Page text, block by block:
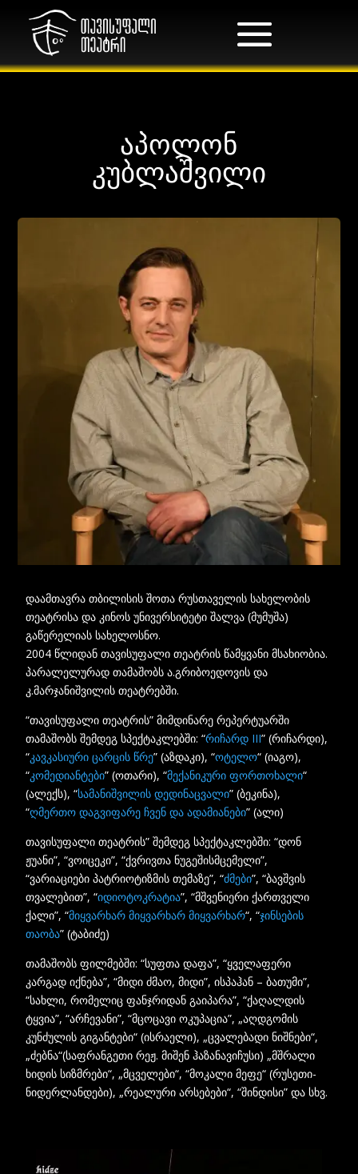
აპოლონ
კუბლაშვილი
დაამთავრა თბილისის შოთა რუსთაველის სახელობის
თეატრისა და კინოს უნივერსიტეტი შალვა (მუმუშა)
გაწერელიას სახელოსნო.
2004 წლიდან თავისუფალი თეატრის წამყვანი მსახიობია.
პარალელურად თამაშობს ა.გრიბოედოვის და
კ.მარჯანიშვილის თეატრებში.
“თავისუფალი თეატრის” მიმდინარე რეპერტუარში
თამაშობს შემდეგ სპექტაკლებში: “რიჩარდ III” (რიჩარდი),
“კავკასიური ცარცის წრე” (აზდაკი), “ოტელო“ (იაგო),
“კომედიანტები” (ოთარი), “მექანიკური ფორთოხალი“
(ალექს), “სამანიშვილის დედინაცვალი” (ბეკინა),
“ღმერთო დაგვიფარე ჩვენ და ადამიანები” (ალი)
თავისუფალი თეატრის” შემდეგ სპექტაკლებში: “დონ
ჟუანი”, “ვოიცეკი”, “ქვრივთა ნუგეშისმცემელი”,
“ვარიაციები პატრიოტიზმის თემაზე”, “ძმები”, “ბავშვის
თვალებით”, “იდიოტოკრატია”, “მშვენიერი ქართველი
ქალი”, “მიყვარხარ მიყვარხარ მიყვარხარ“, “ჯინსების
თაობა” (ტაბიძე)
თამაშობს ფილმებში: “სუფთა დაფა”, “ყველაფერი
კარგად იქნება”, “მიდი ძმაო, მიდი”, ისპაჰან – ბათუმი”,
“სახლი, რომელიც ფანჯრიდან გაიპარა”, “ქაღალდის
ტყვია”, “არჩევანი”, “მცოცავი ოკუპაცია”, „აღდგომის
კუნძულის გიგანტები“ (ისრაელი), „ცვალებადი ნიშნები“,
„ძებნა“(საფრანგეთი რეჟ. მიშენ ჰაზანავიჩუსი) „მშრალი
ხიდის სიზმრები“, „მცველები“, “მოკალი მეფე“ (რუსეთი-
ნიდერლანდები), „რეალური არსებები“, “შინდისი” და სხვ.